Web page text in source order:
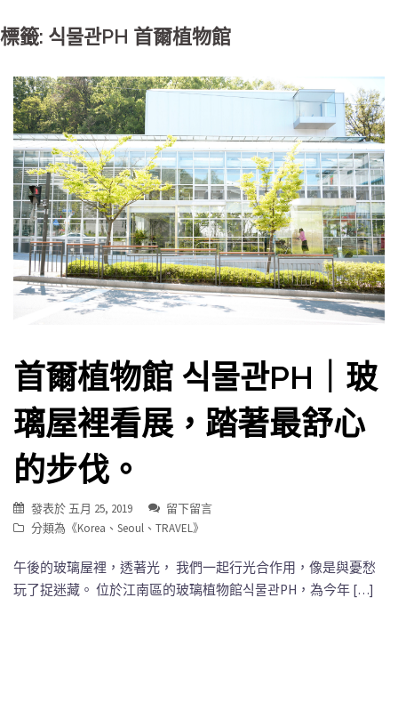
標籤: 식물관PH 首爾植物館
首爾植物館 식물관PH｜玻
璃屋裡看展，踏著最舒心
的步伐。
發表於 五月 25, 2019
留下留言
分類為《Korea 、 Seoul 、 TRAVEL》
午後的玻璃屋裡，透著光， 我們一起行光合作用，像是與憂愁
玩了捉迷藏。 位於江南區的玻璃植物館식물관PH，為今年 […]